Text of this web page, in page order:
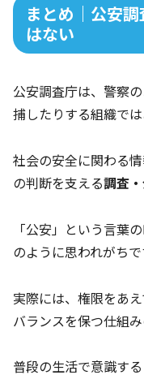
まとめ｜公安
はない
公安調査庁は、警察
捕したりする組織では
社会の安全に関わる
の判断を支える調査
「公安」という言葉
のように思われがちで
実際には、権限をあ
バランスを保つ仕組
普段の生活で意識す